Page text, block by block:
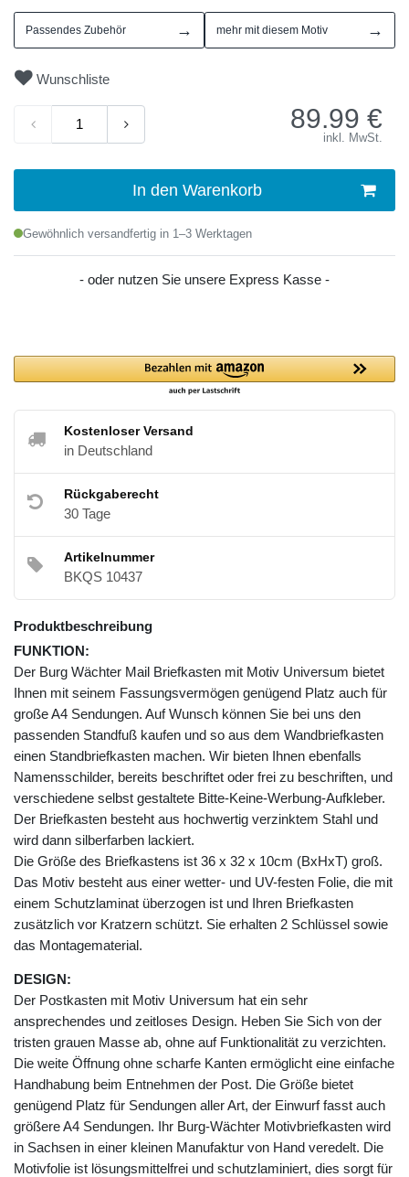
Passendes Zubehör → mehr mit diesem Motiv →
Wunschliste
89.99 €
inkl. MwSt.
In den Warenkorb
Gewöhnlich versandfertig in 1–3 Werktagen
- oder nutzen Sie unsere Express Kasse -
Kostenloser Versand
in Deutschland
Rückgaberecht
30 Tage
Artikelnummer
BKQS 10437
Produktbeschreibung
FUNKTION:
Der Burg Wächter Mail Briefkasten mit Motiv Universum bietet
Ihnen mit seinem Fassungsvermögen genügend Platz auch für
große A4 Sendungen. Auf Wunsch können Sie bei uns den
passenden Standfuß kaufen und so aus dem Wandbriefkasten
einen Standbriefkasten machen. Wir bieten Ihnen ebenfalls
Namensschilder, bereits beschriftet oder frei zu beschriften, und
verschiedene selbst gestaltete Bitte-Keine-Werbung-Aufkleber.
Der Briefkasten besteht aus hochwertig verzinktem Stahl und
wird dann silberfarben lackiert.
Die Größe des Briefkastens ist 36 x 32 x 10cm (BxHxT) groß.
Das Motiv besteht aus einer wetter- und UV-festen Folie, die mit
einem Schutzlaminat überzogen ist und Ihren Briefkasten
zusätzlich vor Kratzern schützt. Sie erhalten 2 Schlüssel sowie
das Montagematerial.
DESIGN:
Der Postkasten mit Motiv Universum hat ein sehr
ansprechendes und zeitloses Design. Heben Sie Sich von der
tristen grauen Masse ab, ohne auf Funktionalität zu verzichten.
Die weite Öffnung ohne scharfe Kanten ermöglicht eine einfache
Handhabung beim Entnehmen der Post. Die Größe bietet
genügend Platz für Sendungen aller Art, der Einwurf fasst auch
größere A4 Sendungen. Ihr Burg-Wächter Motivbriefkasten wird
in Sachsen in einer kleinen Manufaktur von Hand veredelt. Die
Motivfolie ist lösungsmittelfrei und schutzlaminiert, dies sorgt für